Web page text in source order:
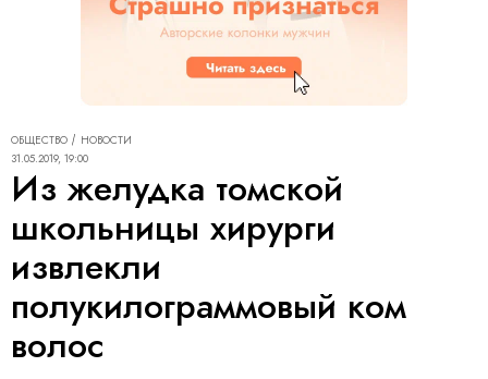
ОБЩЕСТВО
НОВОСТИ
31.05.2019, 19:00
Из желудка томской
школьницы хирурги
извлекли
полукилограммовый ком
волос